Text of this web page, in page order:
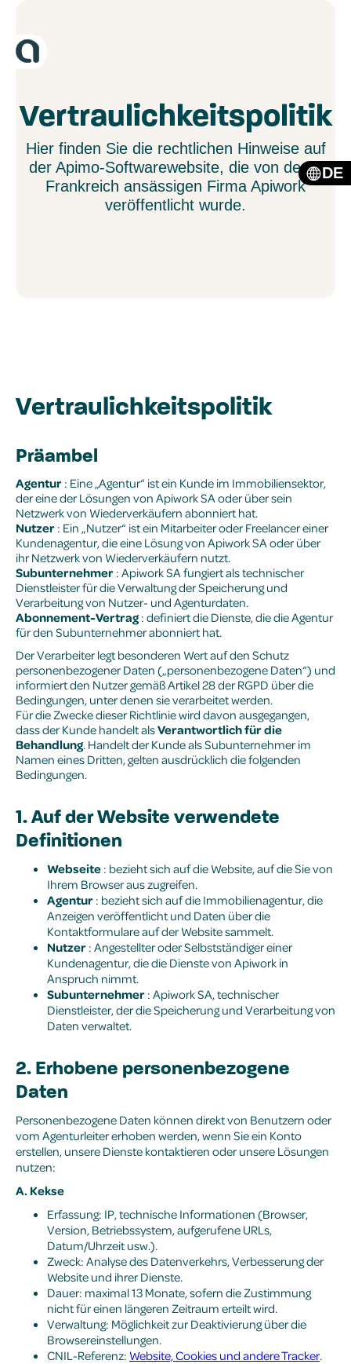
DE
Vertraulichkeitspolitik
Hier finden Sie die rechtlichen Hinweise auf
der Apimo-Softwarewebsite, die von der in
Frankreich ansässigen Firma Apiwork
veröffentlicht wurde.
Vertraulichkeitspolitik
Präambel
Agentur : Eine „Agentur“ ist ein Kunde im Immobiliensektor,
der eine der Lösungen von Apiwork SA oder über sein
Netzwerk von Wiederverkäufern abonniert hat.
Nutzer : Ein „Nutzer“ ist ein Mitarbeiter oder Freelancer einer
Kundenagentur, die eine Lösung von Apiwork SA oder über
ihr Netzwerk von Wiederverkäufern nutzt.
Subunternehmer : Apiwork SA fungiert als technischer
Dienstleister für die Verwaltung der Speicherung und
Verarbeitung von Nutzer- und Agenturdaten.
Abonnement-Vertrag: definiert die Dienste, die die Agentur
für den Subunternehmer abonniert hat.
Der Verarbeiter legt besonderen Wert auf den Schutz
personenbezogener Daten („personenbezogene Daten“) und
informiert den Nutzer gemäß Artikel 28 der RGPD über die
Bedingungen, unter denen sie verarbeitet werden.
Für die Zwecke dieser Richtlinie wird davon ausgegangen,
dass der Kunde handelt alsVerantwortlich für die
Behandlung. Handelt der Kunde als Subunternehmer im
Namen eines Dritten, gelten ausdrücklich die folgenden
Bedingungen.
1. Auf der Website verwendete
Definitionen
Webseite : bezieht sich auf die Website, auf die Sie von
Ihrem Browser aus zugreifen.
Agentur : bezieht sich auf die Immobilienagentur, die
Anzeigen veröffentlicht und Daten über die
Kontaktformulare auf der Website sammelt.
Nutzer : Angestellter oder Selbstständiger einer
Kundenagentur, die die Dienste von Apiwork in
Anspruch nimmt.
Subunternehmer : Apiwork SA, technischer
Dienstleister, der die Speicherung und Verarbeitung von
Daten verwaltet.
2. Erhobene personenbezogene
Daten
Personenbezogene Daten können direkt von Benutzern oder
vom Agenturleiter erhoben werden, wenn Sie ein Konto
erstellen, unsere Dienste kontaktieren oder unsere Lösungen
nutzen:
A. Kekse
Erfassung: IP, technische Informationen (Browser,
Version, Betriebssystem, aufgerufene URLs,
Datum/Uhrzeit usw.).
Zweck: Analyse des Datenverkehrs, Verbesserung der
Website und ihrer Dienste.
Dauer: maximal 13 Monate, sofern die Zustimmung
nicht für einen längeren Zeitraum erteilt wird.
Verwaltung: Möglichkeit zur Deaktivierung über die
Browsereinstellungen.
CNIL-Referenz: Website, Cookies und andere Tracker.